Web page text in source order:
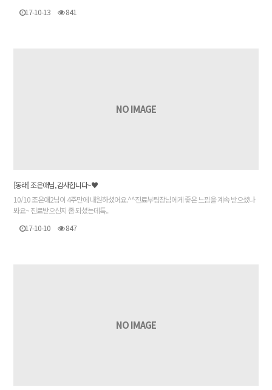
17-10-13
841
NO IMAGE
[동래] 조은애님, 감사합니다~♥
10/10 조은애2님이 4주만에 내원하셨어요.^^진료부팀장님에게 좋은 느낌을 계속 받으셨나
봐요~ 진료받으신지 좀 되셨는데특..
17-10-10
847
NO IMAGE